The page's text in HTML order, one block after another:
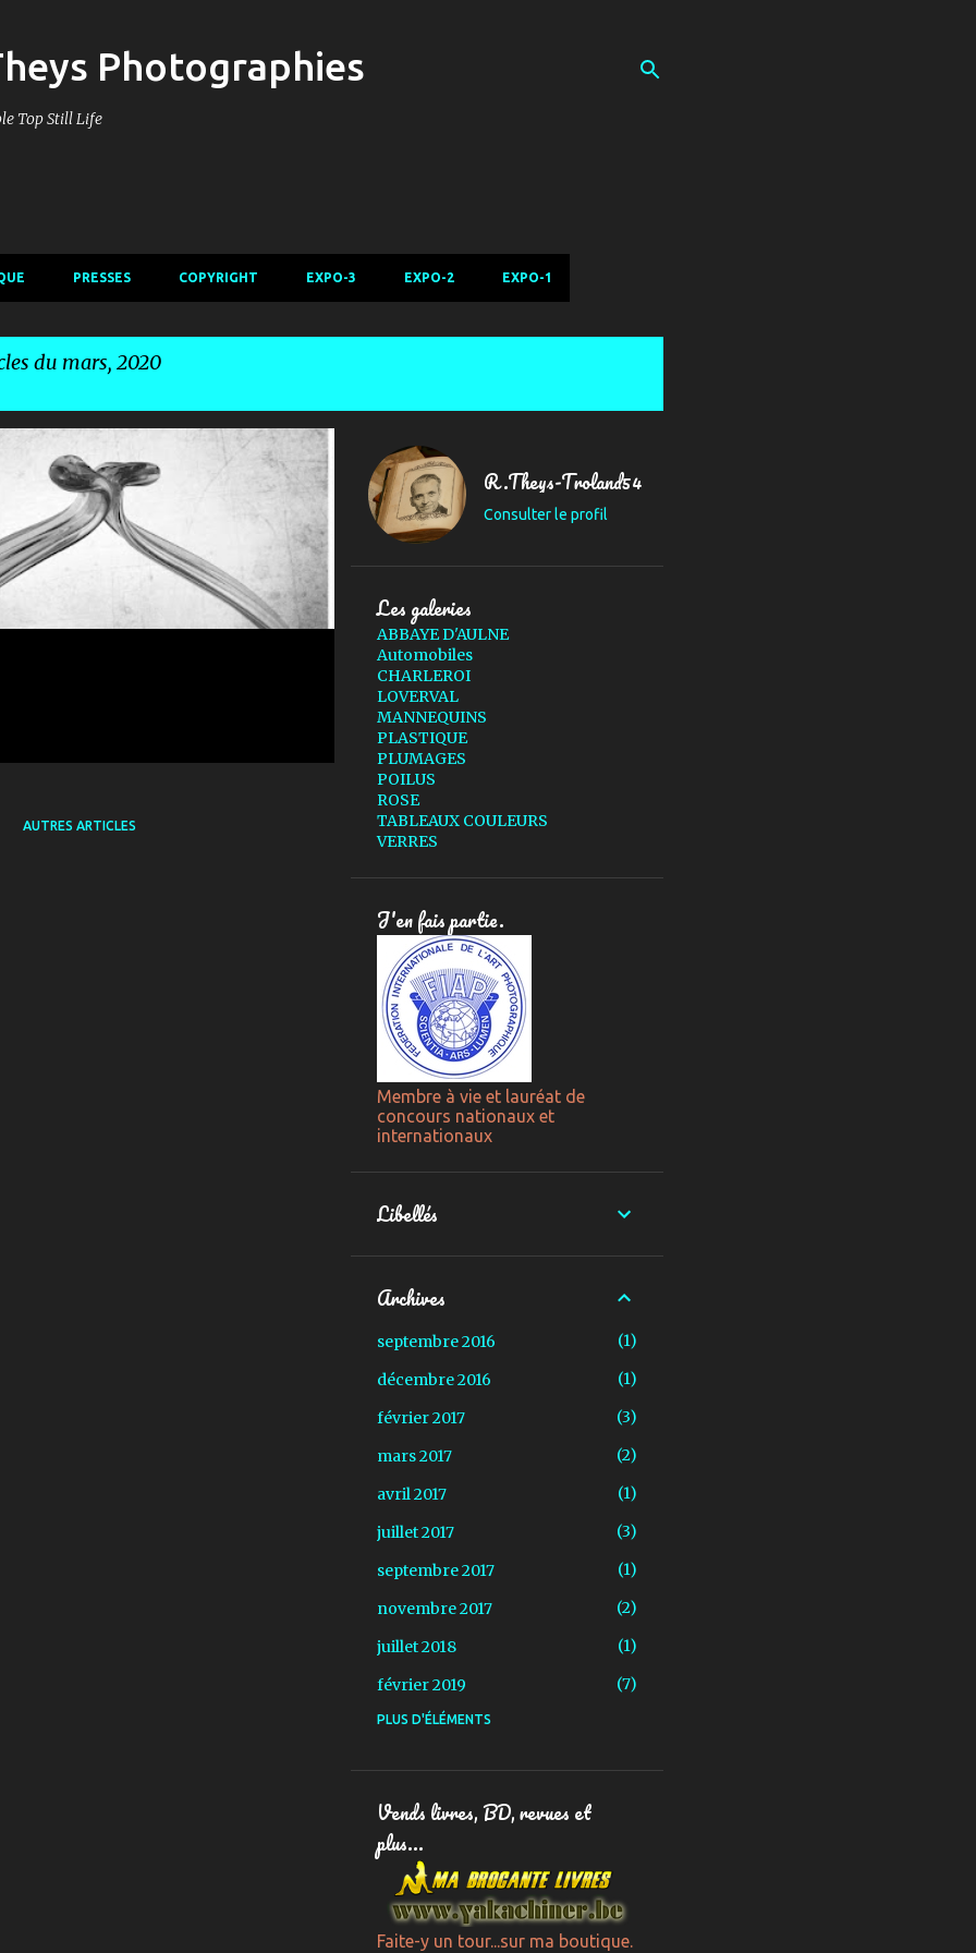
Photographies
Top Still Life
PRESSES COPYRIGHT EXPO-3 EXPO-2 EXPO-1
du mars, 2020
AUTRES ARTICLES
R.Theys-Troland54
Consulter le profil
Les galeries
ABBAYE D'AULNE
Automobiles
CHARLEROI
LOVERVAL
MANNEQUINS
PLASTIQUE
PLUMAGES
POILUS
ROSE
TABLEAUX COULEURS
VERRES
J'en fais partie.
Membre à vie et lauréat de
concours nationaux et
internationaux
Libellés
Archives
septembre 2016
1
décembre 2016
1
février 2017
3
mars 2017
2
avril 2017
1
juillet 2017
3
septembre 2017
1
novembre 2017
2
juillet 2018
1
février 2019
7
mars 2019
juin 2019
juillet 2019
août 2019
septembre 2019
9
PLUS D'ÉLÉMENTS
Vends livres, BD, revues et
plus...
Faite-y un tour...sur ma boutique.